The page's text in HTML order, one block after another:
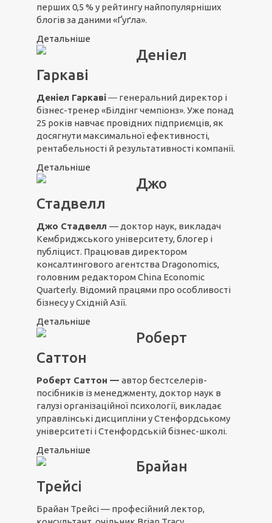
перших 0,5 % у рейтингу найпопулярніших
блогів за даними «Ґуґла».
Детальніше
Деніел
Гаркаві
Деніел Гаркаві― генеральний директор і
бізнес-тренер «Білдінг чемпіонз». Уже понад
25 років навчає провідних підприємців, як
досягнути максимальної ефективності,
рентабельності й результативності компанії.
Детальніше
Джо
Стадвелл
Джо Стадвелл — доктор наук, викладач
Кембриджського університету, блогер і
публіцист. Працював директором
консалтингового агентства Dragonomics,
головним редактором China Economic
Quarterly. Відомий працями про особливості
бізнесу у Східній Азії.
Детальніше
Роберт
Саттон
Роберт Саттон — автор бестселерів-
посібників із менеджменту, доктор наук в
галузі організаційної психології, викладає
управлінські дисципліни у Стенфордському
університеті і Стенфордській бізнес-школі.
Детальніше
Брайан
Трейсі
Брайан Трейсі — професійний лектор,